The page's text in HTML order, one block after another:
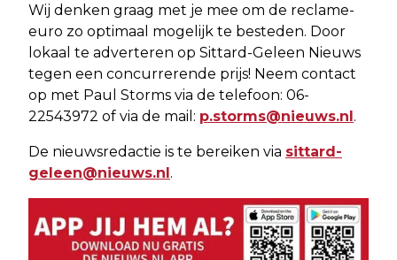
Wij denken graag met je mee om de reclame-
euro zo optimaal mogelijk te besteden. Door
lokaal te adverteren op Sittard-Geleen Nieuws
tegen een concurrerende prijs! Neem contact
op met Paul Storms via de telefoon: 06-
22543972 of via de mail: p.storms@nieuws.nl.
De nieuwsredactie is te bereiken via sittard-
geleen@nieuws.nl.